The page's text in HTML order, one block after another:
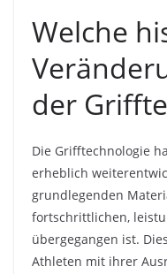
Welche
der
Die Grifftechnologie
erheblich
grundlegenden
fortschrittlichen,
übergegangen ist.
Athleten mit ihrer